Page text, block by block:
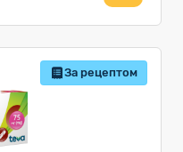
За рецептом